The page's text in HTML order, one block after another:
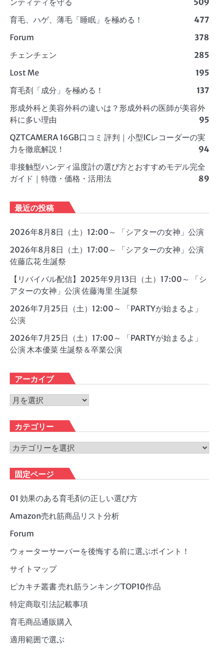
ンティティを守る
509
育毛、ハゲ、薄毛「睡眠」を極める！
477
Forum
378
チェンチェン
285
Lost Me
195
育毛剤「成分」を極める！
137
形成外科と美容外科の違いは？形成外科の医師が美容外
科に多い理由
95
QZTCAMERA 16GB口コミ 評判｜小型ICレコーダーの実
力を徹底解説！
94
非接触型ハンディ温度計の選び方とおすすめモデル完全
ガイド｜特徴・価格・活用法
89
最近の投稿
2026年8月8日（土）12:00～ 「シアターの女神」公演
2026年8月8日（土）17:00～ 「シアターの女神」公演
佐藤広花 生誕祭
【リバイバル配信】2025年9月13日（土）17:00～ 「シ
アターの女神」公演 佐藤海里 生誕祭
2026年7月25日（土）12:00～ 「PARTYが始まるよ」
公演
2026年7月25日（土）17:00～ 「PARTYが始まるよ」
公演 木本優菜 生誕祭＆卒業公演
アーカイブ
ア
カ
イ
ブ
カテゴリー
カ
ゴ
リ
ー
固定ページ
01 効果のある育毛剤の正しい選び方
Amazon売れ筋商品リスト分析
Forum
ウォーターサーバーを後悔する前に選ぶポイント！
サイトマップ
ピカキチ叢書 売れ筋ランキングTOP10作品
特定商取引法記載事項
育毛商品通販購入
適用範囲で選ぶ